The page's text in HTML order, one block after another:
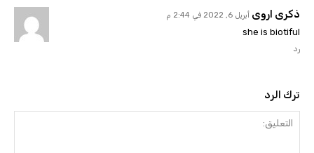
ذكرى اروى أبريل 6, 2022 في 2:44 م
she is biotiful
رد
ترك الرد